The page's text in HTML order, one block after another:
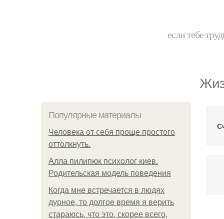
если тебе
Популярные материалы
Человека от себя проще простого
оттолкнуть.
Алла пилипюк психолог киев.
Родительская модель поведения
Когда мне встречается в людях
дурное, то долгое время я верить
стараюсь, что это, скорее всего,